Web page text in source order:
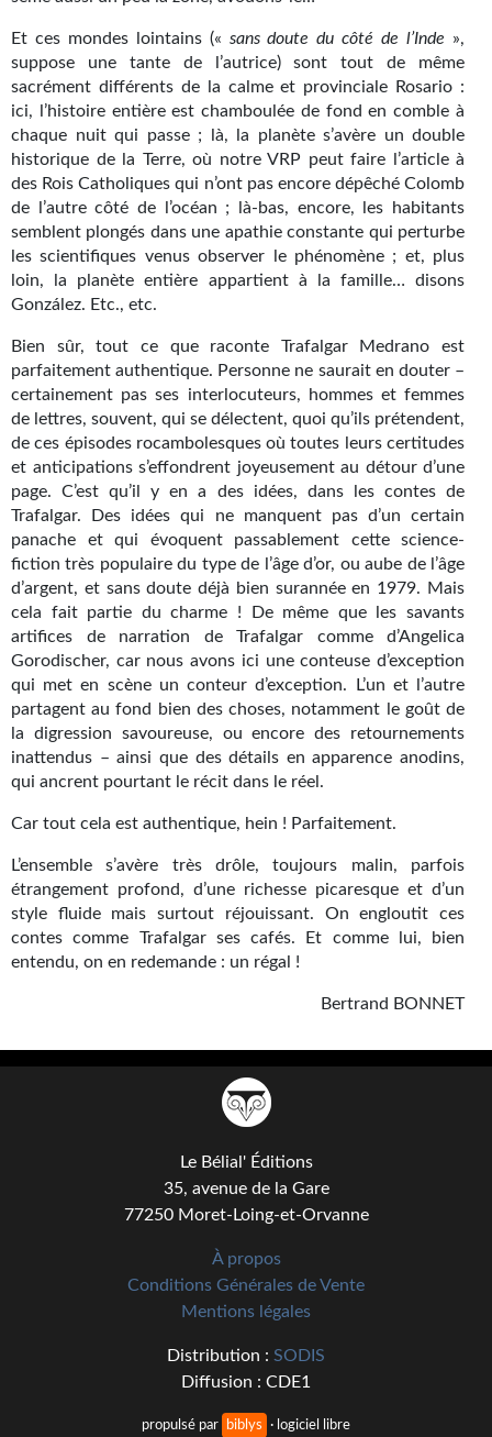
Sans DRM
BIFROST
Tous les numéros
En numérique
S'abonner
Les critiques
Le blog
Le prix des lecteurs
GOODIES
Goodies Gotland
Tirages d’art Une Heure-Lumière
PLUS
À paraître
Revue de presse
Récompenses
Newsletter
Le Bélial' sur Youtube
LE BLOG BIFROST
Tous les articles
La Bibliothèque orbitale
Journal d'un homme des bois
Soumettre un manuscrit
Et ces mondes lointains (« sans doute du côté de l’Inde »,
suppose une tante de l’autrice) sont tout de même
sacrément différents de la calme et provinciale Rosario :
ici, l’histoire entière est chamboulée de fond en comble à
chaque nuit qui passe ; là, la planète s’avère un double
historique de la Terre, où notre VRP peut faire l’article à
des Rois Catholiques qui n’ont pas encore dépêché Colomb
de l’autre côté de l’océan ; là-bas, encore, les habitants
semblent plongés dans une apathie constante qui perturbe
les scientifiques venus observer le phénomène ; et, plus
loin, la planète entière appartient à la famille… disons
González. Etc., etc.
Bien sûr, tout ce que raconte Trafalgar Medrano est
parfaitement authentique. Personne ne saurait en douter –
certainement pas ses interlocuteurs, hommes et femmes
de lettres, souvent, qui se délectent, quoi qu’ils prétendent,
de ces épisodes rocambolesques où toutes leurs certitudes
et anticipations s’effondrent joyeusement au détour d’une
page. C’est qu’il y en a des idées, dans les contes de
Trafalgar. Des idées qui ne manquent pas d’un certain
panache et qui évoquent passablement cette science-
fiction très populaire du type de l’âge d’or, ou aube de l’âge
d’argent, et sans doute déjà bien surannée en 1979. Mais
cela fait partie du charme ! De même que les savants
artifices de narration de Trafalgar comme d’Angelica
Gorodischer, car nous avons ici une conteuse d’exception
qui met en scène un conteur d’exception. L’un et l’autre
partagent au fond bien des choses, notamment le goût de
la digression savoureuse, ou encore des retournements
inattendus – ainsi que des détails en apparence anodins,
qui ancrent pourtant le récit dans le réel.
Car tout cela est authentique, hein ! Parfaitement.
L’ensemble s’avère très drôle, toujours malin, parfois
étrangement profond, d’une richesse picaresque et d’un
style fluide mais surtout réjouissant. On engloutit ces
contes comme Trafalgar ses cafés. Et comme lui, bien
entendu, on en redemande : un régal !
Bertrand BONNET
Le Bélial' Éditions
35, avenue de la Gare
77250 Moret-Loing-et-Orvanne
À propos
Conditions Générales de Vente
Mentions légales
Distribution : SODIS
Diffusion : CDE1
propulsé par biblys · logiciel libre